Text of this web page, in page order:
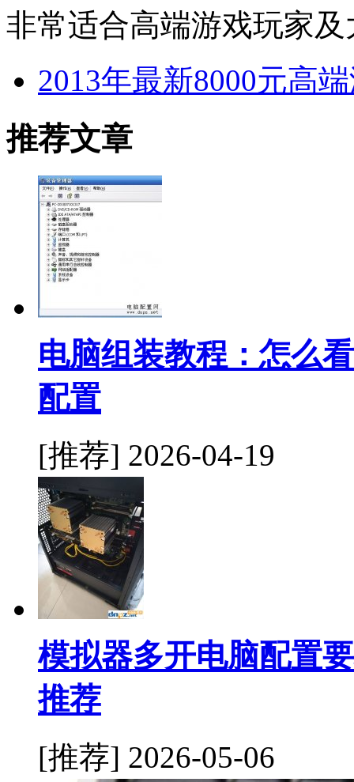
非常适合高端游戏玩家
2013年最新8000元高
推荐文章
电脑组装教程：怎么
配置
[推荐] 2026-04-19
模拟器多开电脑配置
推荐
[推荐] 2026-05-06